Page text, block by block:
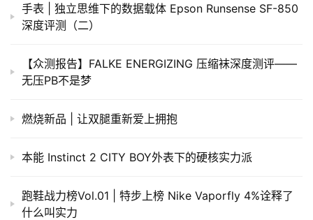
手表 | 独立思维下的数据载体 Epson Runsense SF-850
深度评测（二）
【众测报告】FALKE ENERGIZING 压缩袜深度测评——
无压PB不是梦
燃烧新品 | 让双腿重新爱上拥抱
本能 Instinct 2 CITY BOY外表下的硬核实力派
跑鞋战力榜Vol.01 | 特步上榜 Nike Vaporfly 4%诠释了
什么叫实力